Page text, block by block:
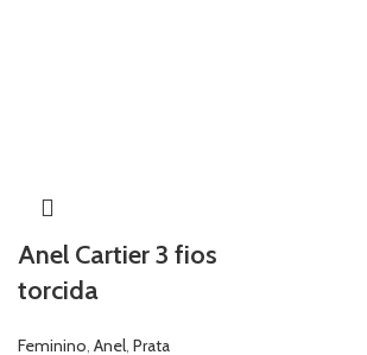
Anel Cartier 3 fios
torcida
Feminino, Anel, Prata